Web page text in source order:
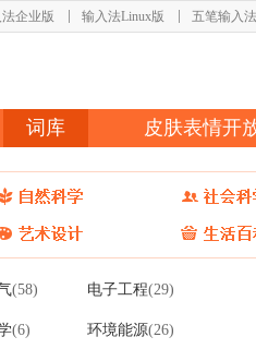
企业版 输入法Linux版 五笔输入法
词库 皮肤表情开
(58) 电子工程(29)
(6) 环境能源(26)